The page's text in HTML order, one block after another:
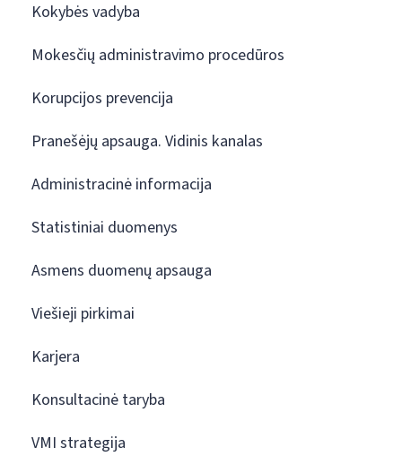
Kokybės vadyba
Mokesčių administravimo procedūros
Korupcijos prevencija
Pranešėjų apsauga. Vidinis kanalas
Administracinė informacija
Statistiniai duomenys
Asmens duomenų apsauga
Viešieji pirkimai
Karjera
Konsultacinė taryba
VMI strategija